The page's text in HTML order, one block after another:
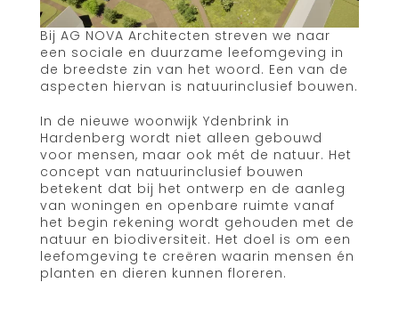
Bij AG NOVA Architecten streven we naar
een sociale en duurzame leefomgeving in
de breedste zin van het woord. Een van de
aspecten hiervan is natuurinclusief bouwen.
In de nieuwe woonwijk Ydenbrink in
Hardenberg wordt niet alleen gebouwd
voor mensen, maar ook mét de natuur. Het
concept van natuurinclusief bouwen
betekent dat bij het ontwerp en de aanleg
van woningen en openbare ruimte vanaf
het begin rekening wordt gehouden met de
natuur en biodiversiteit. Het doel is om een
leefomgeving te creëren waarin mensen én
planten en dieren kunnen floreren.